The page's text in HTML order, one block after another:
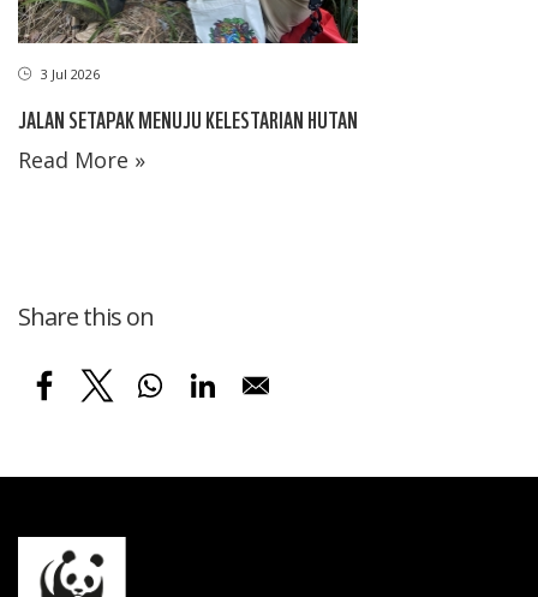
3 Jul 2026
JALAN SETAPAK MENUJU KELESTARIAN HUTAN
Read More »
Share this on